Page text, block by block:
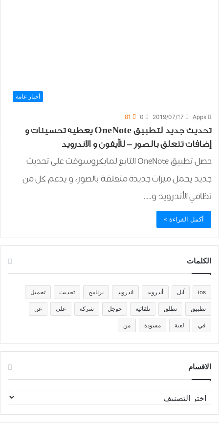
أخبار عامة
Apps
2019/07/17
0
81
تحديث جديد لتطبيق OneNote يعطيه ﺗﺤﺴﻴﻨﺎﺕ و
إضافات تتعلق بالصور – للآيفون و الاندرويد
حصل تطبيق OneNote التابع لمايكروسوفت على تحديث
جديد يحمل ميزات جديدة ﻣﺘﻌﻠﻘﺔ ﺑﺎﻟﺼﻮﺭ، و يدعم كل من
نظامي الأندرويد و…
أكمل القراءة »
الكلمات
ios آبل أندرويد اندرويد برنامج تحديث تحميل
تطبيق تطلق تلقائية جوجل شركة على عن
في لعبة مسودة من
الاقسام
الاقسام